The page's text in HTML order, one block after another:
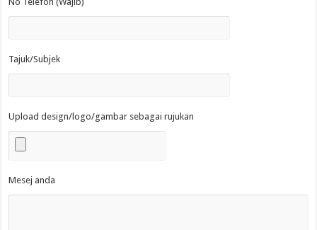
Tajuk/Subjek
Upload design/logo/gambar sebagai rujukan
Mesej anda